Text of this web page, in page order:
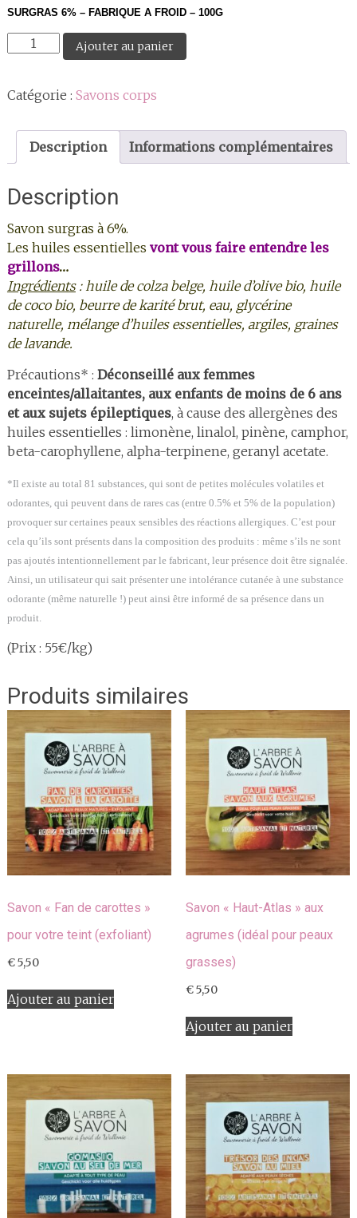
SURGRAS 6% – FABRIQUE A FROID – 100G
quantité
"Mas
lavande
le
Ajouter au panier
Catégorie : Savons corps
Description Informations complémentaires
Description
Savon surgras à 6%.
Les huiles essentielles vont vous faire entendre les
grillons…
Ingrédients:huile de colza belge, huile d’olive bio, huile
de coco bio, beurre de karité brut, eau, glycérine
naturelle, mélange d’huiles essentielles, argiles, graines
de lavande.
Précautions* : Déconseillé aux femmes
enceintes/allaitantes, aux enfants de moins de 6 ans
et aux sujets épileptiques, à cause des allergènes des
huiles essentielles : limonène, linalol, pinène, camphor,
beta-carophyllene, alpha-terpinene, geranyl acetate.
*Il existe au total 81 substances, qui sont de petites molécules volatiles et
odorantes, qui peuvent dans de rares cas (entre 0.5% et 5% de la population)
provoquer sur certaines peaux sensibles des réactions allergiques. C’est pour
cela qu’ils sont présents dans la composition des produits : même s’ils ne sont
pas ajoutés intentionnellement par le fabricant, leur présence doit être signalée.
Ainsi, un utilisateur qui sait présenter une intolérance cutanée à une substance
odorante (même naturelle !) peut ainsi être informé de sa présence dans un
produit.
(Prix : 55€/kg)
Produits similaires
Savon « Fan de carottes »
pour votre teint (exfoliant)
€5,50
Ajouter au panier
Savon « Haut-Atlas » aux
agrumes (idéal pour peaux
grasses)
€5,50
Ajouter au panier